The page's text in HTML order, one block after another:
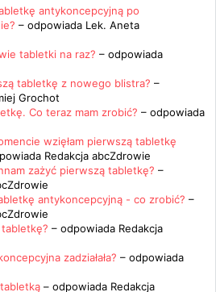
antykoncepcyjną po
– odpowiada Lek. Aneta
tabletki na raz? – odpowiada
tabletkę z nowego blistra? –
Grochot
Co teraz mam zrobić? – odpowiada
wzięłam pierwszą tabletkę
Redakcja abcZdrowie
zażyć pierwszą tabletkę? –
antykoncepcyjną - co zrobić? –
– odpowiada Redakcja
zadziałała? – odpowiada
– odpowiada Redakcja